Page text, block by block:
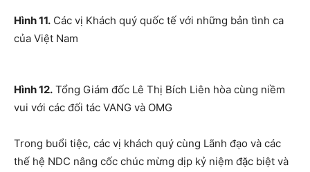
Hình 11. Các vị Khách quý quốc tế với những bản tình ca
của Việt Nam
Hình 12. Tổng Giám đốc Lê Thị Bích Liên hòa cùng niềm
vui với các đối tác VANG và OMG
Trong buổi tiệc, các vị khách quý cùng Lãnh đạo và các
thế hệ NDC nâng cốc chúc mừng dịp kỷ niệm đặc biệt và